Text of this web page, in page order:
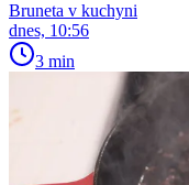
Bruneta v kuchyni
dnes, 10:56
3 min